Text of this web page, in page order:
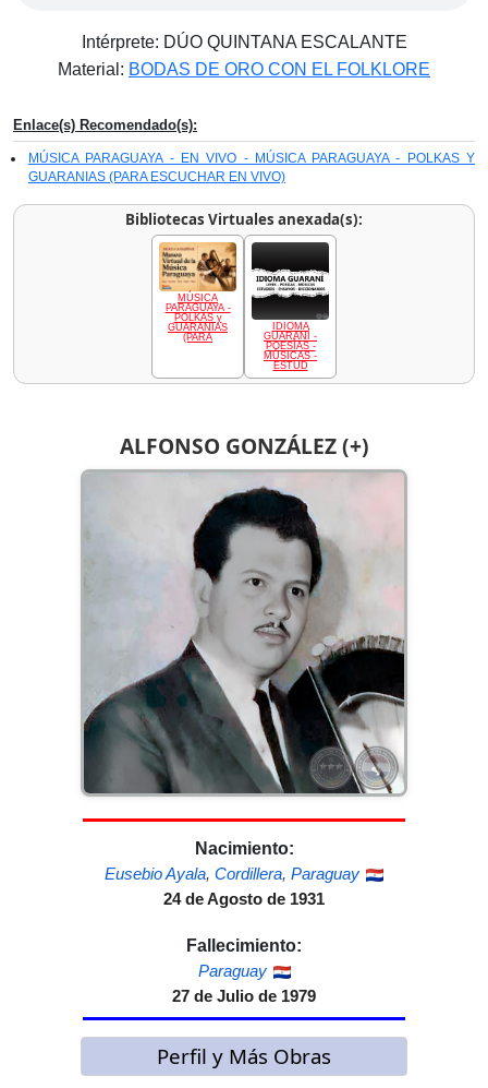
ALFONSO GONZÁLEZ (+)
Nacimiento:
Eusebio Ayala, Cordillera, Paraguay
24 de Agosto de 1931
Fallecimiento:
Paraguay
27 de Julio de 1979
Perfil y Más Obras
Intérprete: DÚO QUINTANA ESCALANTE
Material: BODAS DE ORO CON EL FOLKLORE
Enlace(s) Recomendado(s):
MÚSICA PARAGUAYA - EN VIVO - MÚSICA PARAGUAYA - POLKAS Y
GUARANIAS (PARA ESCUCHAR EN VIVO)
Bibliotecas Virtuales anexada(s):
MÚSICA
PARAGUAYA -
POLKAS y
GUARANIAS
(PARA
IDIOMA
GUARANÍ -
POESÍAS -
MÚSICAS -
ESTUD